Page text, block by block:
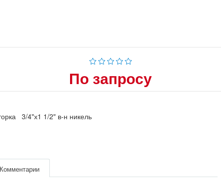
По запросу
3/4"х1 1/2" в-н никель